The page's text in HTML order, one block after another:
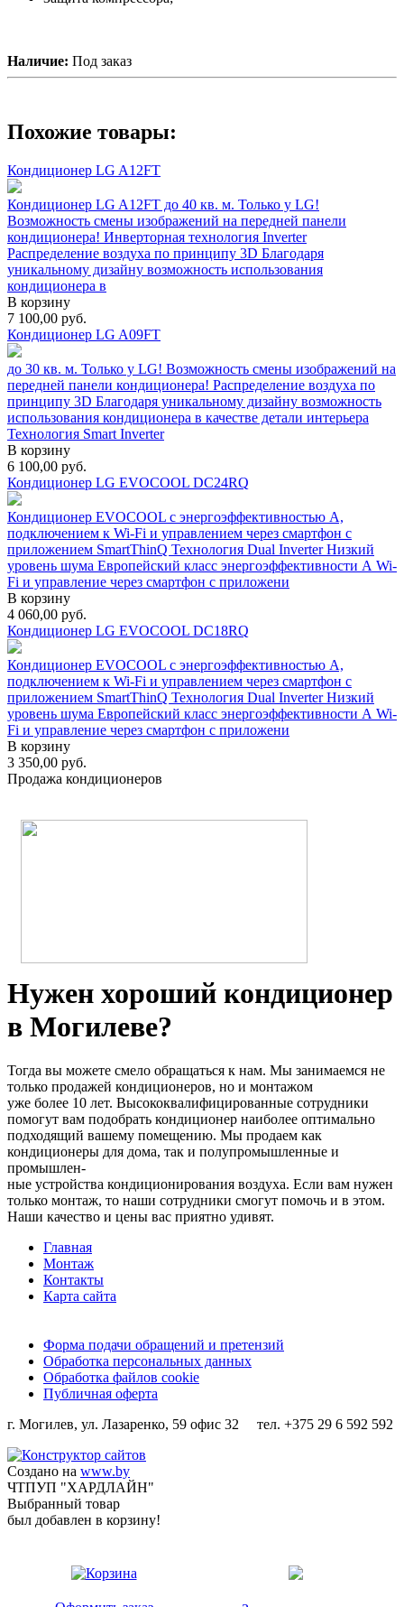
Наличие: Под заказ
Похожие товары:
Кондиционер LG A12FT
Кондиционер LG A12FT до 40 кв. м. Только у LG!
Возможность смены изображений на передней панели
кондиционера! Инверторная технология Inverter
Распределение воздуха по принципу 3D Благодаря
уникальному дизайну возможность использования
кондиционера в
В корзину
7 100,00 руб.
Кондиционер LG A09FT
до 30 кв. м. Только у LG! Возможность смены изображений на
передней панели кондиционера! Распределение воздуха по
принципу 3D Благодаря уникальному дизайну возможность
использования кондиционера в качестве детали интерьера
Технология Smart Inverter
В корзину
6 100,00 руб.
Кондиционер LG EVOCOOL DC24RQ
Кондиционер EVOCOOL с энергоэффективностью А,
подключением к Wi-Fi и управлением через смартфон с
приложением SmartThinQ Технология Dual Inverter Низкий
уровень шума Европейский класс энергоэффективности А Wi-
Fi и управление через смартфон с приложени
В корзину
4 060,00 руб.
Кондиционер LG EVOCOOL DC18RQ
Кондиционер EVOCOOL с энергоэффективностью А,
подключением к Wi-Fi и управлением через смартфон с
приложением SmartThinQ Технология Dual Inverter Низкий
уровень шума Европейский класс энергоэффективности А Wi-
Fi и управление через смартфон с приложени
В корзину
3 350,00 руб.
Продажа кондиционеров
Нужен хороший кондиционер
в Могилеве?
Тогда вы можете смело обращаться к нам. Мы занимаемся не
только продажей кондиционеров, но и монтажом
уже более 10 лет. Высококвалифицированные сотрудники
помогут вам подобрать кондиционер наиболее оптимально
подходящий вашему помещению. Мы продаем как
кондиционеры для дома, так и полупромышленные и
промышлен-
ные устройства кондиционирования воздуха. Если вам нужен
только монтаж, то наши сотрудники смогут помочь и в этом.
Наши качество и цены вас приятно удивят.
Главная
Монтаж
Контакты
Карта сайта
Форма подачи обращений и претензий
Обработка персональных данных
Обработка файлов cookie
Публичная оферта
г. Могилев, ул. Лазаренко, 59 офис 32 тел. +375 29 6 592 592
Создано на www.by
ЧТПУП "ХАРДЛАЙН"
Выбранный товар
был добавлен в корзину!